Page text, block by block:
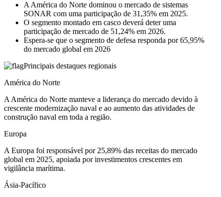
A América do Norte dominou o mercado de sistemas
SONAR com uma participação de 31,35% em 2025.
O segmento montado em casco deverá deter uma
participação de mercado de 51,24% em 2026.
Espera-se que o segmento de defesa responda por 65,95%
do mercado global em 2026
Principais destaques regionais
América do Norte
A América do Norte manteve a liderança do mercado devido à
crescente modernização naval e ao aumento das atividades de
construção naval em toda a região.
Europa
A Europa foi responsável por 25,89% das receitas do mercado
global em 2025, apoiada por investimentos crescentes em
vigilância marítima.
Ásia-Pacífico